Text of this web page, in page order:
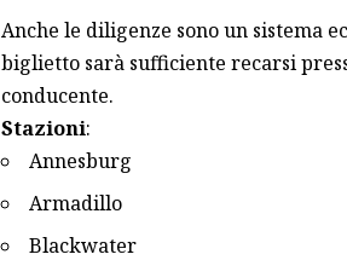
Anche le diligenze sono un sistema
biglietto sarà sufficiente recarsi
conducente.
Stazioni:
Annesburg
Armadillo
Blackwater